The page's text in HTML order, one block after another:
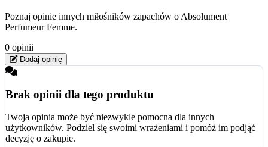
Poznaj opinie innych miłośników zapachów o Absolument
Perfumeur Femme.
0 opinii
Dodaj opinię
Brak opinii dla tego produktu
Twoja opinia może być niezwykle pomocna dla innych
użytkowników. Podziel się swoimi wrażeniami i pomóż im podjąć
decyzję o zakupie.